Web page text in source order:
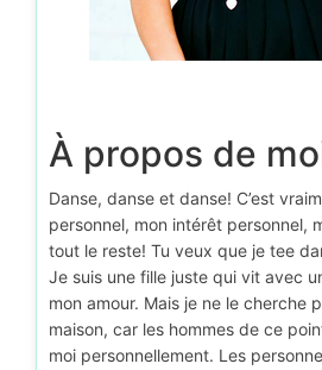
À propos de
Danse, danse et danse! C’est
personnel, mon intérêt personnel,
tout le reste! Tu veux que je tee
Je suis une fille juste qui vit avec
mon amour. Mais je ne le cherche
maison, car les hommes de ce
moi personnellement. Les